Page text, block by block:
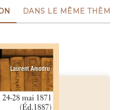
DANS LE MÊME THÈME